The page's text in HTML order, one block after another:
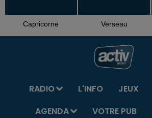
Capricorne Verseau
RADIO L'INFO JEUX
AGENDA
VOTRE PUB